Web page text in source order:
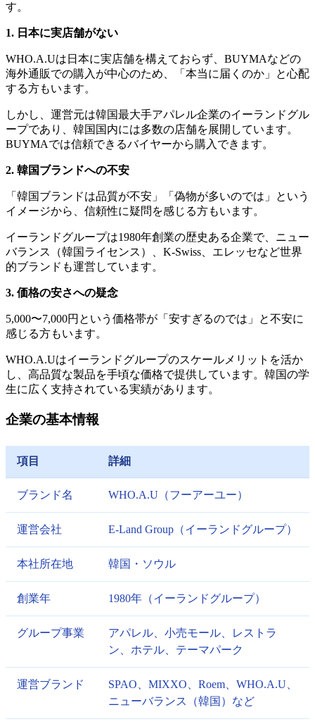
す。
1. 日本に実店舗がない
WHO.A.Uは日本に実店舗を構えておらず、BUYMAなどの
海外通販での購入が中心のため、「本当に届くのか」と心配
する方もいます。
しかし、運営元は韓国最大手アパレル企業のイーランドグル
ープであり、韓国国内には多数の店舗を展開しています。
BUYMAでは信頼できるバイヤーから購入できます。
2. 韓国ブランドへの不安
「韓国ブランドは品質が不安」「偽物が多いのでは」という
イメージから、信頼性に疑問を感じる方もいます。
イーランドグループは1980年創業の歴史ある企業で、ニュー
バランス（韓国ライセンス）、K-Swiss、エレッセなど世界
的ブランドも運営しています。
3. 価格の安さへの疑念
5,000〜7,000円という価格帯が「安すぎるのでは」と不安に
感じる方もいます。
WHO.A.Uはイーランドグループのスケールメリットを活か
し、高品質な製品を手頃な価格で提供しています。韓国の学
生に広く支持されている実績があります。
企業の基本情報
項目 詳細
ブランド名 WHO.A.U（フーアーユー）
運営会社 E-Land Group（イーランドグループ）
本社所在地 韓国・ソウル
創業年 1980年（イーランドグループ）
グループ事業
アパレル、小売モール、レストラ
ン、ホテル、テーマパーク
運営ブランド
SPAO、MIXXO、Roem、WHO.A.U、
ニューバランス（韓国）など